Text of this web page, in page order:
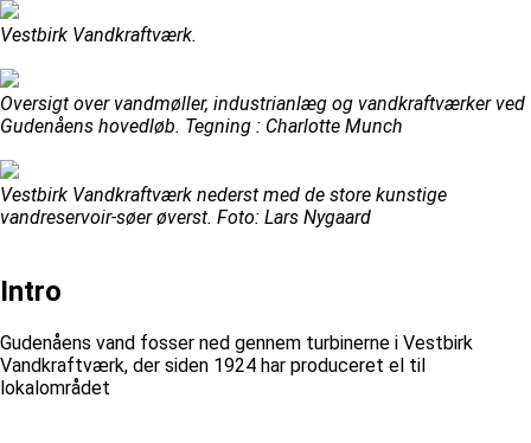
Vestbirk Vandkraftværk.
Oversigt over vandmøller, industrianlæg og vandkraftværker ved
Gudenåens hovedløb. Tegning : Charlotte Munch
Vestbirk Vandkraftværk nederst med de store kunstige
vandreservoir-søer øverst. Foto: Lars Nygaard
Intro
Gudenåens vand fosser ned gennem turbinerne i Vestbirk
Vandkraftværk, der siden 1924 har produceret el til
lokalområdet